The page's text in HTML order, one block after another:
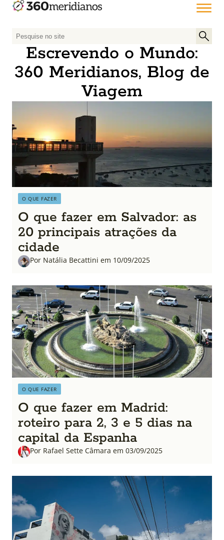
P
q
r
p
o
r
Escrevendo o Mundo:
360 Meridianos, Blog de
Viagem
O QUE FAZER
O que fazer em Salvador: as
20 principais atrações da
cidade
Por Natália Becattini em 10/09/2025
O QUE FAZER
O que fazer em Madrid:
roteiro para 2, 3 e 5 dias na
capital da Espanha
Por Rafael Sette Câmara em 03/09/2025